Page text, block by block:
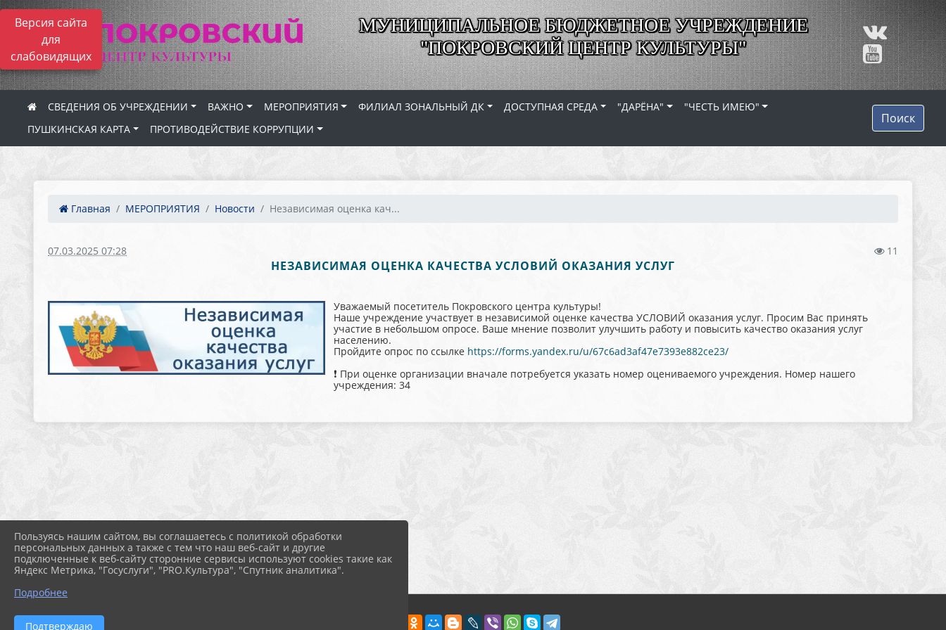
Версия сайта
для
слабовидящих
МУНИЦИПАЛЬНОЕ БЮДЖЕТНОЕ УЧРЕЖДЕНИЕ
"ПОКРОВСКИЙ ЦЕНТР КУЛЬТУРЫ"
СВЕДЕНИЯ ОБ УЧРЕЖДЕНИИ ВАЖНО МЕРОПРИЯТИЯ ФИЛИАЛ ЗОНАЛЬНЫЙ ДК ДОСТУПНАЯ СРЕДА "ДАРЁНА"
"ЧЕСТЬ ИМЕЮ"
ПУШКИНСКАЯ КАРТА
ПРОТИВОДЕЙСТВИЕ КОРРУПЦИИ
Поиск
Главная МЕРОПРИЯТИЯ Новости Независимая оценка кач...
07.03.2025 07:28 11
НЕЗАВИСИМАЯ ОЦЕНКА КАЧЕСТВА УСЛОВИЙ ОКАЗАНИЯ УСЛУГ
Уважаемый посетитель Покровского центра культуры!
Наше учреждение участвует в независимой оценке качества УСЛОВИЙ оказания услуг. Просим Вас принять
участие в небольшом опросе. Ваше мнение позволит улучшить работу и повысить качество оказания услуг
населению.
Пройдите опрос по ссылке https://forms.yandex.ru/u/67c6ad3af47e7393e882ce23/
❗ При оценке организации вначале потребуется указать номер оцениваемого учреждения. Номер нашего
учреждения: 34
Пользуясь нашим сайтом, вы соглашаетесь с политикой обработки
персональных данных а также с тем что наш веб-сайт и другие
подключенные к веб-сайту сторонние сервисы используют cookies такие как
Яндекс Метрика, "Госуслуги", "PRO.Культура", "Спутник аналитика".
Подробнее
Подтверждаю